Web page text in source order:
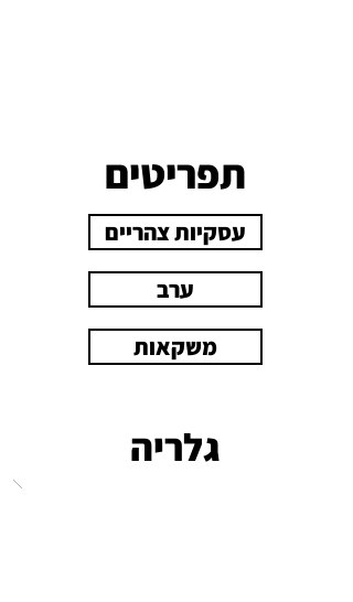
תפריטים
עסקיות צהריים
ערב
משקאות
גלריה